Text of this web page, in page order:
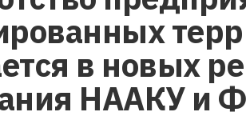
в новых
НААКУ и